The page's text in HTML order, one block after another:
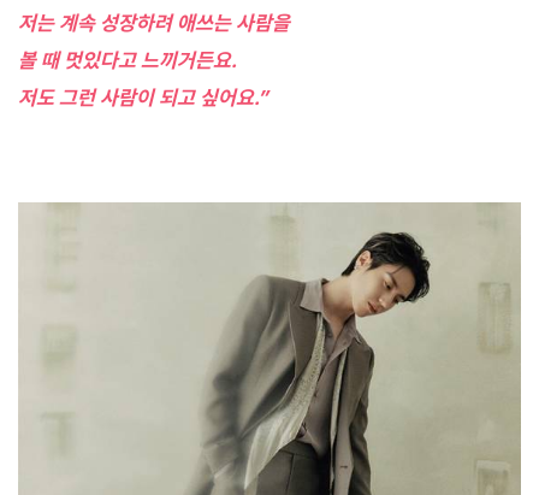
저는 계속 성장하려 애쓰는 사람을
볼 때 멋있다고 느끼거든요.
저도 그런 사람이 되고 싶어요.”